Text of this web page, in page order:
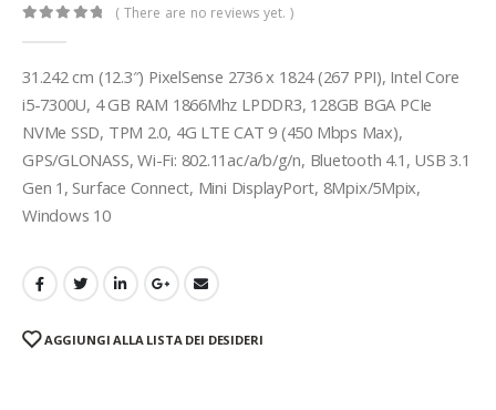
( There are no reviews yet. )
31.242 cm (12.3″) PixelSense 2736 x 1824 (267 PPI), Intel Core
i5-7300U, 4 GB RAM 1866Mhz LPDDR3, 128GB BGA PCIe
NVMe SSD, TPM 2.0, 4G LTE CAT 9 (450 Mbps Max),
GPS/GLONASS, Wi-Fi: 802.11ac/a/b/g/n, Bluetooth 4.1, USB 3.1
Gen 1, Surface Connect, Mini DisplayPort, 8Mpix/5Mpix,
Windows 10
AGGIUNGI ALLA LISTA DEI DESIDERI